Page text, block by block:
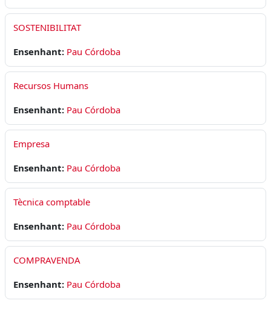
SOSTENIBILITAT
Ensenhant: Pau Córdoba
Recursos Humans
Ensenhant: Pau Córdoba
Empresa
Ensenhant: Pau Córdoba
Tècnica comptable
Ensenhant: Pau Córdoba
COMPRAVENDA
Ensenhant: Pau Córdoba